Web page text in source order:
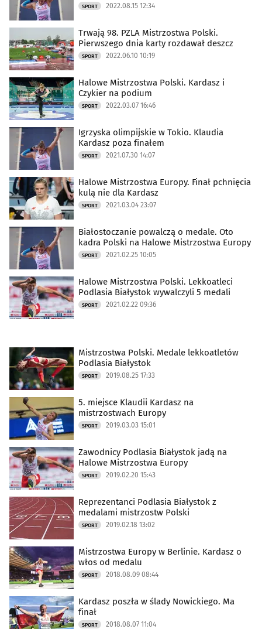
SPORT 2022.08.15 12:34
Trwają 98. PZLA Mistrzostwa Polski.
Pierwszego dnia karty rozdawał deszcz
SPORT 2022.06.10 10:19
Halowe Mistrzostwa Polski. Kardasz i
Czykier na podium
SPORT 2022.03.07 16:46
Igrzyska olimpijskie w Tokio. Klaudia
Kardasz poza finałem
SPORT 2021.07.30 14:07
Halowe Mistrzostwa Europy. Finał pchnięcia
kulą nie dla Kardasz
SPORT 2021.03.04 23:07
Białostoczanie powalczą o medale. Oto
kadra Polski na Halowe Mistrzostwa Europy
SPORT 2021.02.25 10:05
Halowe Mistrzostwa Polski. Lekkoatleci
Podlasia Białystok wywalczyli 5 medali
SPORT 2021.02.22 09:36
Mistrzostwa Polski. Medale lekkoatletów
Podlasia Białystok
SPORT 2019.08.25 17:33
5. miejsce Klaudii Kardasz na
mistrzostwach Europy
SPORT 2019.03.03 15:01
Zawodnicy Podlasia Białystok jadą na
Halowe Mistrzostwa Europy
SPORT 2019.02.20 15:43
Reprezentanci Podlasia Białystok z
medalami mistrzostw Polski
SPORT 2019.02.18 13:02
Mistrzostwa Europy w Berlinie. Kardasz o
włos od medalu
SPORT 2018.08.09 08:44
Kardasz poszła w ślady Nowickiego. Ma
finał
SPORT 2018.08.07 11:04